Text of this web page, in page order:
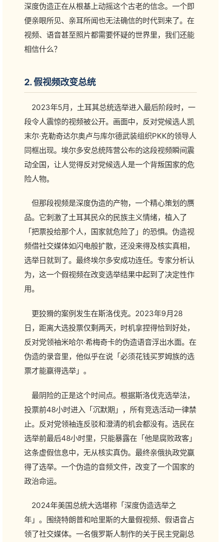
深度伪造正在从根基上动摇这个古老的信念。一个即
便亲眼所见、亲耳所闻也无法确信的时代到来了。在
视频、语音甚至照片都需要怀疑的世界里，我们还能
相信什么？
2. 假视频改变总统
2023年5月，土耳其总统选举进入最后阶段时，一
段令人震惊的视频被公开。画面中，反对党候选人凯
末尔·克勒奇达尔奥卢与库尔德武装组织PKK的领导人
同框出现。埃尔多安总统阵营公布的这段视频瞬间震
动全国，让人觉得反对党候选人是一个背叛国家的危
险人物。
但那段视频是深度伪造的产物，一个精心策划的赝
品。它刺激了土耳其民众的民族主义情绪，植入了
「把票投给那个人，国家就危险了」的恐惧。伪造视
频借社交媒体如闪电般扩散，还没来得及核实真相，
选举日就到了。最终埃尔多安成功连任。专家分析认
为，这一个假视频在改变选举结果中起到了决定性作
用。
更狡猾的案例发生在斯洛伐克。2023年9月28
日，距离大选投票仅剩两天，时机拿捏得恰到好处，
反对党领袖米哈尔·希梅奇卡的伪造语音浮出水面。在
伪造的录音里，他似乎在说「必须花钱买罗姆族的选
票才能赢得选举」。
最阴险的正是这个时间点。根据斯洛伐克选举法，
投票前48小时进入「沉默期」，所有竞选活动一律禁
止。反对党领袖连反驳和澄清的机会都没有。选民在
选举前最后48小时里，只能暴露在「他是腐败政客」
这条虚假信息中，无从核实真伪。最终亲俄执政党赢
得了选举。一个伪造的音频文件，改变了一个国家的
政治命运。
2024年美国总统大选堪称「深度伪造选举之
年」。围绕特朗普和哈里斯的大量假视频、假语音占
领了社交媒体。一名俄罗斯人制作的关于民主党副总